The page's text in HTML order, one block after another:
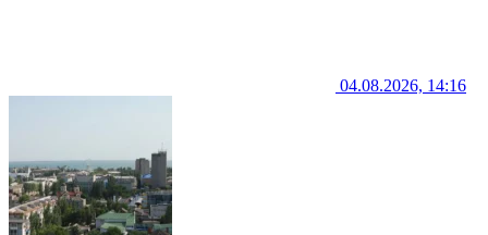
04.08.2026, 14:16